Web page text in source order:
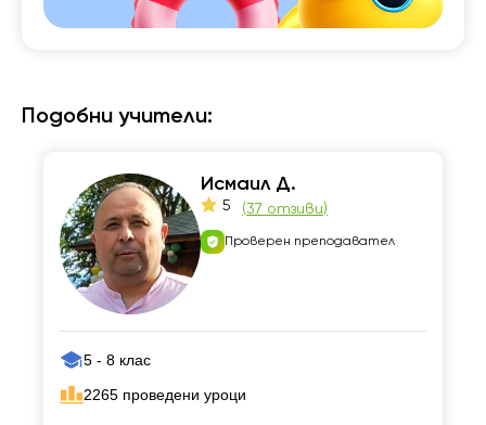
Подобни учители:
Исмаил Д.
5 (37 отзиви)
Проверен преподавател
5 - 8 клас
2265 проведени уроци